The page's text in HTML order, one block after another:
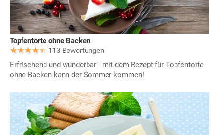
Topfentorte ohne Backen
113 Bewertungen
Erfrischend und wunderbar - mit dem Rezept für Topfentorte
ohne Backen kann der Sommer kommen!